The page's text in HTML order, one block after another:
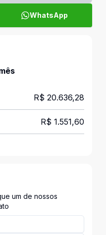
WhatsApp
R$ 20.636,28
R$ 1.551,60
um de nossos